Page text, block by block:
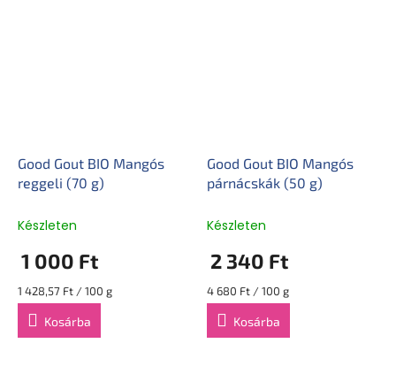
Good Gout BIO Mangós
reggeli (70 g)
Készleten
1 000 Ft
Egységár:
1 428,57 Ft / 100 g
Kosárba
Good Gout BIO Mangós
párnácskák (50 g)
Készleten
2 340 Ft
Egységár:
4 680 Ft / 100 g
Kosárba